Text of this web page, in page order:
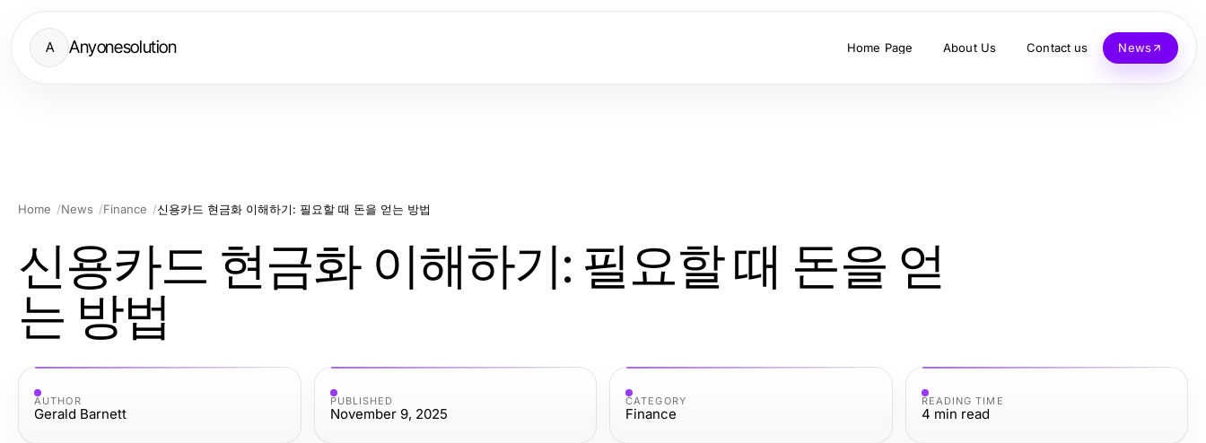
A Anyonesolution Home Page About Us Contact us News
Home News Finance 신용카드 현금화 이해하기: 필요할 때 돈을 얻는 방법
신용카드 현금화 이해하기: 필요할 때 돈을 얻
는 방법
AUTHOR
Gerald Barnett
PUBLISHED
November 9, 2025
CATEGORY
Finance
READING TIME
4 min read